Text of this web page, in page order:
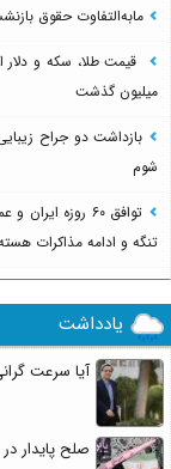
مابه‌التفاوت حقوق
میلیون گذشت
شوم
توافق ۶۰ روزه
تنگه و ادامه مذاکرات
یادداشت
آیا سرعت
صلح پایدار